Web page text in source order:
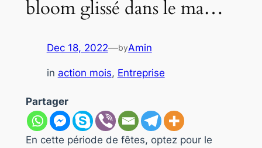
bloom glissé dans le ma…
Dec 18, 2022—byAmin
in action mois, Entreprise
Partager
En cette période de fêtes, optez pour le